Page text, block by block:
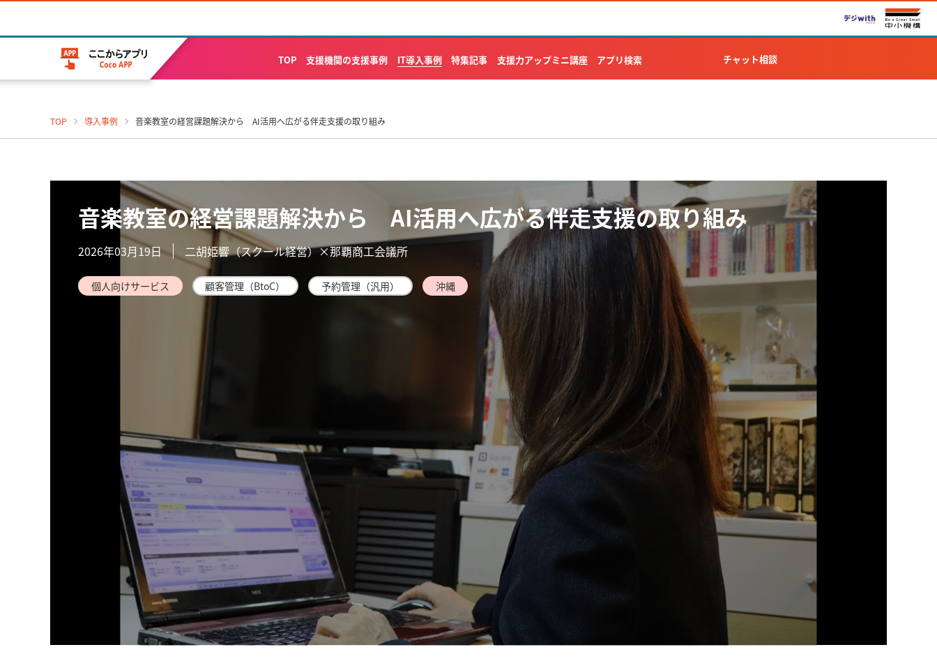
TOP 支援機関の支援事例 IT導入事例 特集記事 支援力アップミニ講座 アプリ検索 チャット相談
TOP 導入事例 音楽教室の経営課題解決から AI活用へ広がる伴走支援の取り組み
音楽教室の経営課題解決から AI活用へ広がる伴走支援の取り組み
2026年03月19日 二胡姫響（スクール経営）×那覇商工会議所
個人向けサービス 顧客管理（BtoC） 予約管理（汎用） 沖縄